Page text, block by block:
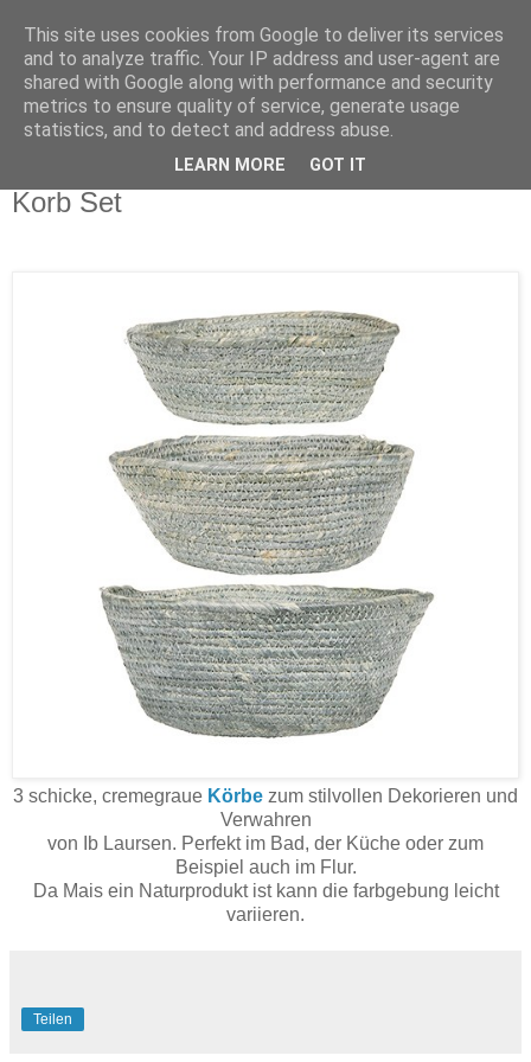
Korb Set
3 schicke, cremegraue Körbe zum stilvollen Dekorieren und
Verwahren
von Ib Laursen. Perfekt im Bad, der Küche oder zum
Beispiel auch im Flur.
Da Mais ein Naturprodukt ist kann die farbgebung leicht
variieren.
Teilen
This site uses cookies from Google to deliver its services
and to analyze traffic. Your IP address and user-agent are
shared with Google along with performance and security
metrics to ensure quality of service, generate usage
statistics, and to detect and address abuse.
LEARN MORE GOT IT